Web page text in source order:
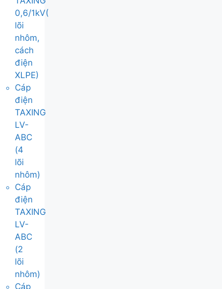
0,6/1kV(
lõi
nhôm,
cách
điện
XLPE)
Cáp
điện
TAXING
LV-
ABC
(4
lõi
nhôm)
Cáp
điện
TAXING
LV-
ABC
(2
lõi
nhôm)
Cáp